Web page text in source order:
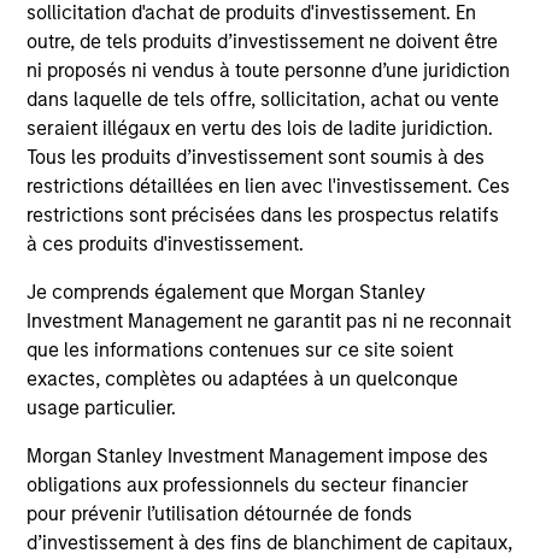
sollicitation d'achat de produits d'investissement. En
outre, de tels produits d’investissement ne doivent être
ni proposés ni vendus à toute personne d’une juridiction
dans laquelle de tels offre, sollicitation, achat ou vente
seraient illégaux en vertu des lois de ladite juridiction.
Tous les produits d’investissement sont soumis à des
restrictions détaillées en lien avec l'investissement. Ces
restrictions sont précisées dans les prospectus relatifs
à ces produits d'investissement.
Je comprends également que Morgan Stanley
Investment Management ne garantit pas ni ne reconnait
que les informations contenues sur ce site soient
exactes, complètes ou adaptées à un quelconque
usage particulier.
Morgan Stanley Investment Management impose des
obligations aux professionnels du secteur financier
pour prévenir l’utilisation détournée de fonds
d’investissement à des fins de blanchiment de capitaux,
Passport Overseas Equity Strategy
Core, integrated approach to global equity
investing through country/currency,
sector/thematic and stock decisions.
Team Insights
BIG PICTURE